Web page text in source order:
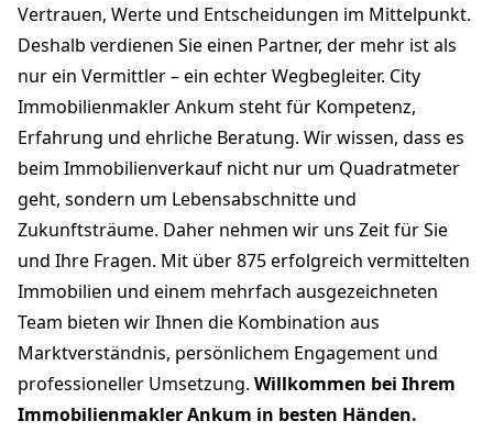
Vertrauen, Werte und Entscheidungen im Mittelpunkt.
Deshalb verdienen Sie einen Partner, der mehr ist als
nur ein Vermittler – ein echter Wegbegleiter. City
Immobilienmakler Ankum steht für Kompetenz,
Erfahrung und ehrliche Beratung. Wir wissen, dass es
beim Immobilienverkauf nicht nur um Quadratmeter
geht, sondern um Lebensabschnitte und
Zukunftsträume. Daher nehmen wir uns Zeit für Sie
und Ihre Fragen. Mit über 875 erfolgreich vermittelten
Immobilien und einem mehrfach ausgezeichneten
Team bieten wir Ihnen die Kombination aus
Marktverständnis, persönlichem Engagement und
professioneller Umsetzung. Willkommen bei Ihrem
Immobilienmakler Ankum in besten Händen.